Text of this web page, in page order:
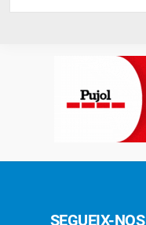
SEGUEIX-NOS